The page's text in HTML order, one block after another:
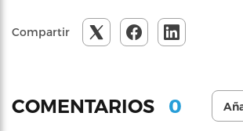
Compartir
COMENTARIOS 0